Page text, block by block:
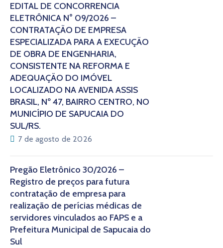
EDITAL DE CONCORRÊNCIA
ELETRÔNICA N° 09/2026 –
CONTRATAÇÃO DE EMPRESA
ESPECIALIZADA PARA A EXECUÇÃO
DE OBRA DE ENGENHARIA,
CONSISTENTE NA REFORMA E
ADEQUAÇÃO DO IMÓVEL
LOCALIZADO NA AVENIDA ASSIS
BRASIL, Nº 47, BAIRRO CENTRO, NO
MUNICÍPIO DE SAPUCAIA DO
SUL/RS.
7 de agosto de 2026
Pregão Eletrônico 30/2026 –
Registro de preços para futura
contratação de empresa para
realização de perícias médicas de
servidores vinculados ao FAPS e a
Prefeitura Municipal de Sapucaia do
Sul